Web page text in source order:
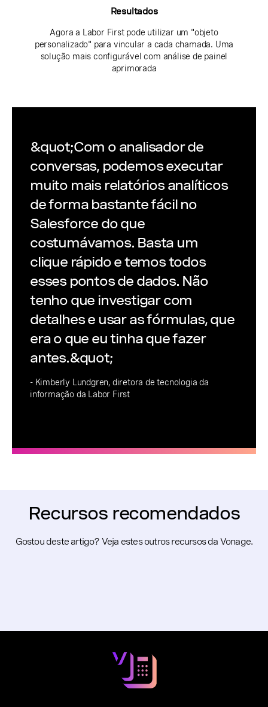
Resultados
Agora a Labor First pode utilizar um "objeto
personalizado" para vincular a cada chamada. Uma
solução mais configurável com análise de painel
aprimorada
&quot;Com o analisador de
conversas, podemos executar
muito mais relatórios analíticos
de forma bastante fácil no
Salesforce do que
costumávamos. Basta um
clique rápido e temos todos
esses pontos de dados. Não
tenho que investigar com
detalhes e usar as fórmulas, que
era o que eu tinha que fazer
antes.&quot;
- Kimberly Lundgren, diretora de tecnologia da
informação da Labor First
Recursos recomendados
Gostou deste artigo? Veja estes outros recursos da Vonage.